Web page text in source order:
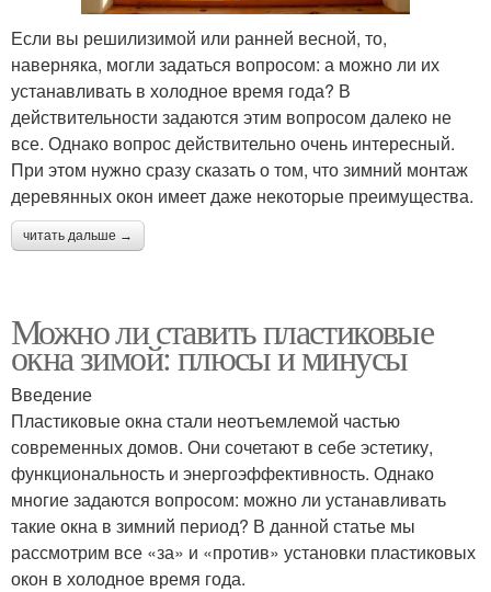
Если вы решилизимой или ранней весной, то,
наверняка, могли задаться вопросом: а можно ли их
устанавливать в холодное время года? В
действительности задаются этим вопросом далеко не
все. Однако вопрос действительно очень интересный.
При этом нужно сразу сказать о том, что зимний монтаж
деревянных окон имеет даже некоторые преимущества.
читать дальше →
Можно ли ставить пластиковые
окна зимой: плюсы и минусы
Введение
Пластиковые окна стали неотъемлемой частью
современных домов. Они сочетают в себе эстетику,
функциональность и энергоэффективность. Однако
многие задаются вопросом: можно ли устанавливать
такие окна в зимний период? В данной статье мы
рассмотрим все «за» и «против» установки пластиковых
окон в холодное время года.